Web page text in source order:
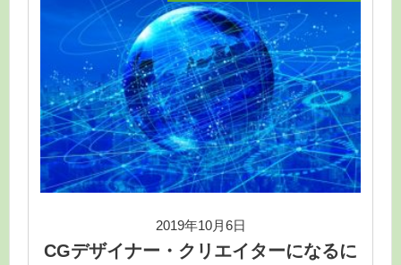
2019年10月6日
CGデザイナー・クリエイターになるに